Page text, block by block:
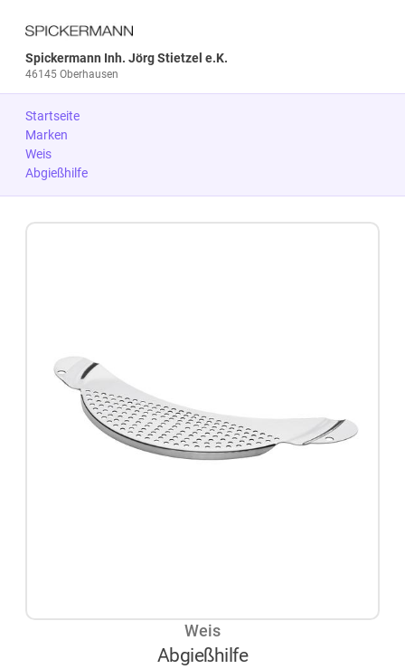
Spickermann Inh. Jörg Stietzel e.K.
46145 Oberhausen
Startseite
Marken
Weis
Abgießhilfe
Weis
Abgießhilfe